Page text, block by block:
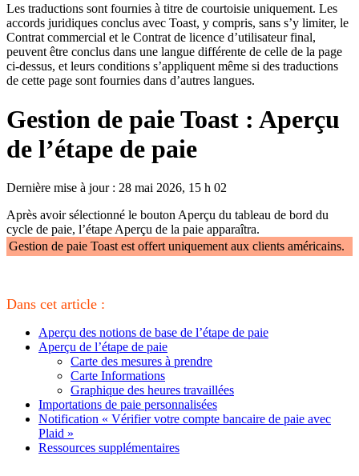
Les traductions sont fournies à titre de courtoisie uniquement. Les
accords juridiques conclus avec Toast, y compris, sans s’y limiter, le
Contrat commercial et le Contrat de licence d’utilisateur final,
peuvent être conclus dans une langue différente de celle de la page
ci-dessus, et leurs conditions s’appliquent même si des traductions
de cette page sont fournies dans d’autres langues.
Gestion de paie Toast : Aperçu
de l’étape de paie
Dernière mise à jour : 28 mai 2026, 15 h 02
Après avoir sélectionné le bouton Aperçu du tableau de bord du
cycle de paie, l’étape Aperçu de la paie apparaîtra.
Gestion de paie Toast est offert uniquement aux clients américains.
Dans cet article :
Aperçu des notions de base de l’étape de paie
Aperçu de l’étape de paie
Carte des mesures à prendre
Carte Informations
Graphique des heures travaillées
Importations de paie personnalisées
Notification « Vérifier votre compte bancaire de paie avec
Plaid »
Ressources supplémentaires